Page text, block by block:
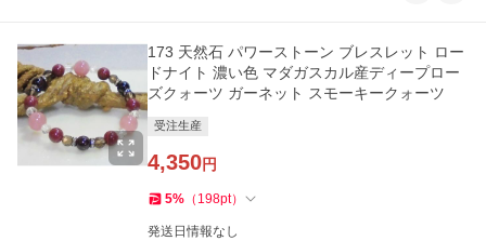
173 天然石 パワーストーン ブレスレット ロー
ドナイト 濃い色 マダガスカル産ディープロー
ズクォーツ ガーネット スモーキークォーツ
受注生産
4,350円
5% （ 198pt）
発送日情報なし